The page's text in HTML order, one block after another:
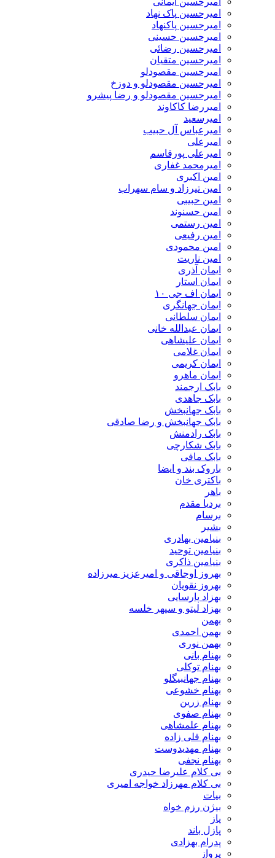
امیرحسین پاک نهاد
امیرحسین پاکنهاد
امیرحسین حسینی
امیرحسین رضائی
امیرحسین متقیان
امیرحسین مقصودلو
امیرحسین مقصودلو و دوزخ
امیرحسین مقصودلو و رضا پیشرو
امیررضا کاکاوند
امیرسعید
امیرعباس آل حبیب
امیرعلی
امیرعلی پورقاسم
امیرمحمد غفاری
امین اکبری
امین تیرزاد و سام سهراب
امین حبیبی
امین حسنوند
امین رستمی
امین رفیعی
امین محمودی
امین ناریت
ایمان آذری
ایمان استار
ایمان اف جی ۱۰
ایمان جهانگری
ایمان سلطانی
ایمان عبدالله خانی
ایمان علیشاهی
ایمان غلامی
ایمان کریمی
ایمان ماهرو
بابک ارجمند
بابک جاهدی
بابک جهانبخش
بابک جهانبخش و رضا صادقی
بابک رادمنش
بابک شکارچی
بابک مافی
باروک بند و ایضا
باکتری خان
باهر
بردیا مقدم
برسام
بشیر
بنیامین بهادری
بنیامین توحید
بنیامین ذاکری
بهروز اوجاقی و امیرعزیز میرزاده
بهروز نقویان
بهزاد پارسایی
بهزاد لیتو و سپهر خلسه
بهمن
بهمن احمدی
بهمن نوری
بهنام بانی
بهنام توکلی
بهنام جهانبیگلو
بهنام خشوعی
بهنام زرین
بهنام صفوی
بهنام علمشاهی
بهنام قلی زاده
بهنام مهدیدوست
بهنام نجفی
بی کلام علیرضا حیدری
بی کلام مهرزاد خواجه امیری
بیات
بیژن رزم خواه
پاز
پازل باند
پدرام بهزادی
پرواز